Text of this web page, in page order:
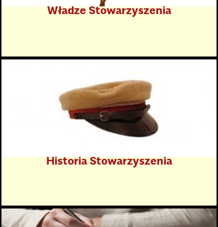
Władze Stowarzyszenia
Historia Stowarzyszenia